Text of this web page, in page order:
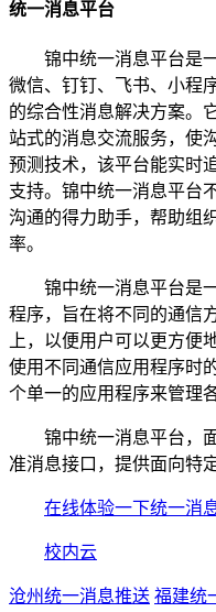
统一消息平台
锦中统一消息平台是一
微信、钉钉、飞书、小程
的综合性消息解决方案。
站式的消息交流服务，使
预测技术，该平台能实时
支持。锦中统一消息平台
沟通的得力助手，帮助组
率。
锦中统一消息平台是一
程序，旨在将不同的通信
上，以便用户可以更方便
使用不同通信应用程序时
个单一的应用程序来管理
锦中统一消息平台，面
准消息接口，提供面向特
在线体验一下统一消
校内云
沧州统一消息推送 福建统